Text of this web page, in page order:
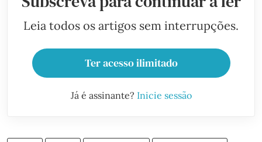
Leia todos os artigos sem interrupções.
Ter acesso ilimitado
Já é assinante? Inicie sessão